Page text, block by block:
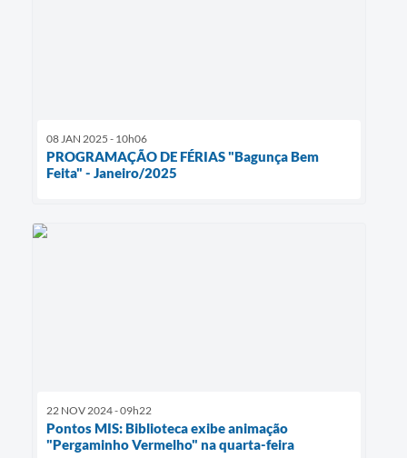
08 JAN 2025 - 10h06
PROGRAMAÇÃO DE FÉRIAS "Bagunça Bem
Feita" - Janeiro/2025
22 NOV 2024 - 09h22
Pontos MIS: Biblioteca exibe animação
"Pergaminho Vermelho" na quarta-feira